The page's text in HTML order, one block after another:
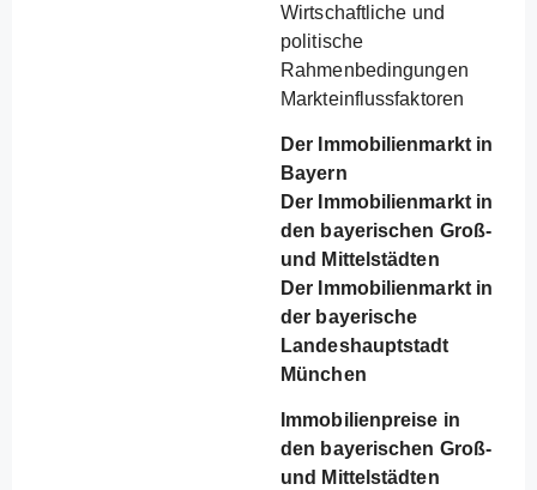
Wirtschaftliche und
politische
Rahmenbedingungen
Markteinflussfaktoren
Der Immobilienmarkt in
Bayern
Der Immobilienmarkt in
den bayerischen Groß-
und Mittelstädten
Der Immobilienmarkt in
der bayerische
Landeshauptstadt
München
Immobilienpreise in
den bayerischen Groß-
und Mittelstädten